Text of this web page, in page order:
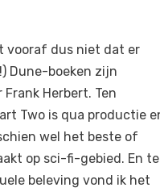
vooraf dus niet dat er
Dune-boeken zijn
Herbert. Ten
Two is qua productie
wel het beste of
op sci-fi-gebied. En
beleving vond ik het